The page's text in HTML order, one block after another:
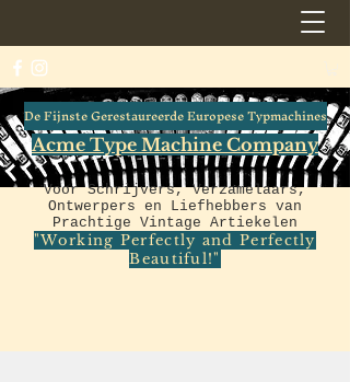
De Fijnste Gerestaureerde Europese Typmachines
Acme Type Machine Company
Voor Schrijvers, Verzamelaars,
Ontwerpers en Liefhebbers van
Prachtige Vintage Artiekelen
"Working Perfectly and Perfectly
Beautiful!"